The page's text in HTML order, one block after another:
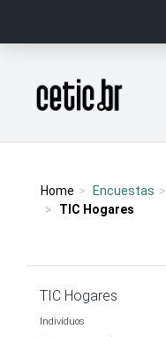
Página inicial
Home Encuestas
TIC Hogares
TIC Hogares
Indivíduos